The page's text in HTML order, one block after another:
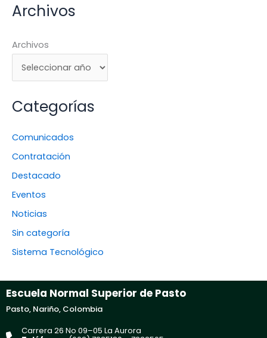
Archivos
Archivos
Categorías
Comunicados
Contratación
Destacado
Eventos
Noticias
Sin categoría
Sistema Tecnológico
Escuela Normal Superior de Pasto
Pasto, Nariño, Colombia
Carrera 26 No 09–05 La Aurora